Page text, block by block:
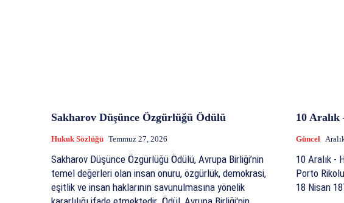
Sakharov Düşünce Özgürlüğü Ödülü
Hukuk Sözlüğü Temmuz 27, 2026
Sakharov Düşünce Özgürlüğü Ödülü, Avrupa Birliği’nin
temel değerleri olan insan onuru, özgürlük, demokrasi,
eşitlik ve insan haklarının savunulmasına yönelik
10
Güncel
10 Aralık -
Porto
18 Nisan